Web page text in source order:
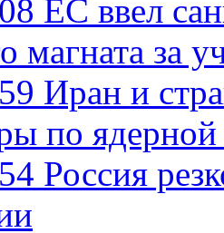
ЕС ввел
магната за
Иран и
по
Россия